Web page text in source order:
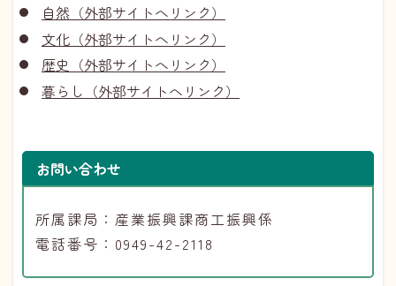
自然（外部サイトへリンク）
文化（外部サイトへリンク）
歴史（外部サイトへリンク）
暮らし（外部サイトへリンク）
お問い合わせ
所属課局：産業振興課商工振興係
電話番号：0949-42-2118